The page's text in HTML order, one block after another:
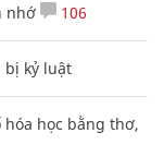
nhớ 106
bị kỷ luật
học bằng thơ,